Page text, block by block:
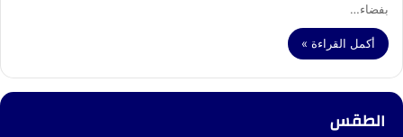
بفضاء…
أكمل القراءة »
الطقس